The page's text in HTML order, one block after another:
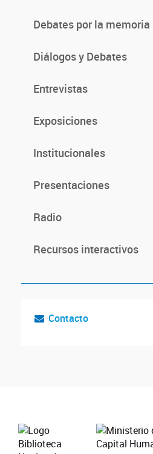
Debates por la memoria
Diálogos y Debates
Entrevistas
Exposiciones
Institucionales
Presentaciones
Radio
Recursos interactivos
Contacto